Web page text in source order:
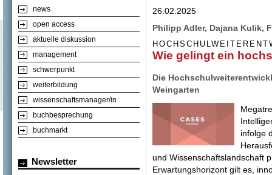
news
open access
aktuelle diskussion
management
schwerpunkt
weiterbildung
wissenschaftsmanager/in
buchbesprechung
buchmarkt
Newsletter
26.02.2025
Philipp Adler, Dajana Kulik,
Wie gelingt ein
Die
Weingarten
infolge
und Wissenschaftslandschaft
Erwartungshorizont gilt es,